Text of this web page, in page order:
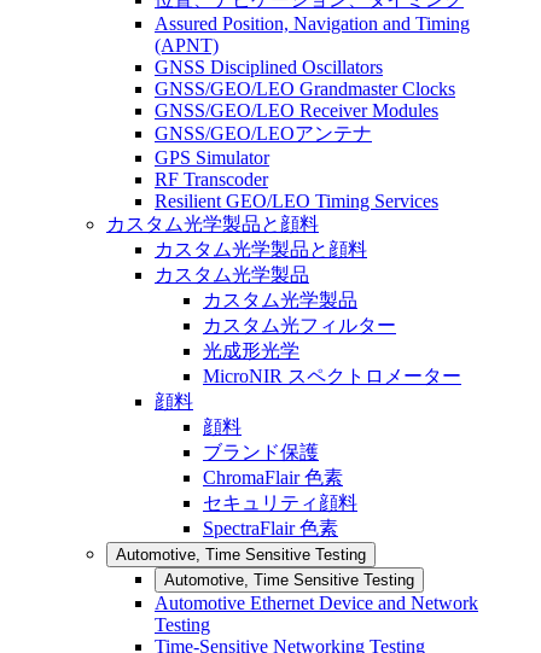
Assured Position, Navigation and Timing
(APNT)
GNSS Disciplined Oscillators
GNSS/GEO/LEO Grandmaster Clocks
GNSS/GEO/LEO Receiver Modules
GNSS/GEO/LEOアンテナ
GPS Simulator
RF Transcoder
Resilient GEO/LEO Timing Services
カスタム光学製品と顔料
カスタム光学製品と顔料
カスタム光学製品
カスタム光学製品
カスタム光フィルター
光成形光学
MicroNIR スペクトロメーター
顔料
顔料
ブランド保護
ChromaFlair 色素
セキュリティ顔料
SpectraFlair 色素
Automotive, Time Sensitive Testing
Automotive, Time Sensitive Testing
Automotive Ethernet Device and Network
Testing
Time-Sensitive Networking Testing